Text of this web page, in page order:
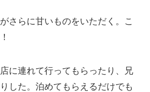
さらに甘いものをいただく。こ
に連れて行ってもらったり、兄
した。泊めてもらえるだけでも